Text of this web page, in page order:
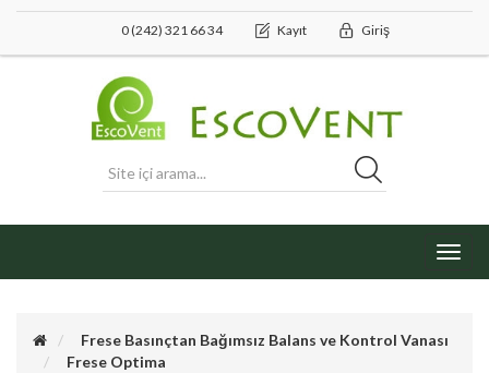
0 (242) 321 66 34 Kayıt Giriş
Frese Basınçtan Bağımsız Balans ve Kontrol Vanası
Frese Optima